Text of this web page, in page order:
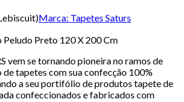
)Marca: Tapetes Saturs
Peludo Preto 120 X 200 Cm
vem se tornando pioneira no ramos de
tapetes com sua confecção 100%
a seu portifólio de produtos tapete de
confeccionados e fabricados com